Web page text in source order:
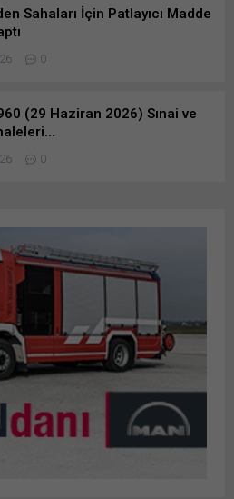
Sahaları İçin Patlayıcı Madde
0
(29 Haziran 2026) Sınai ve
0